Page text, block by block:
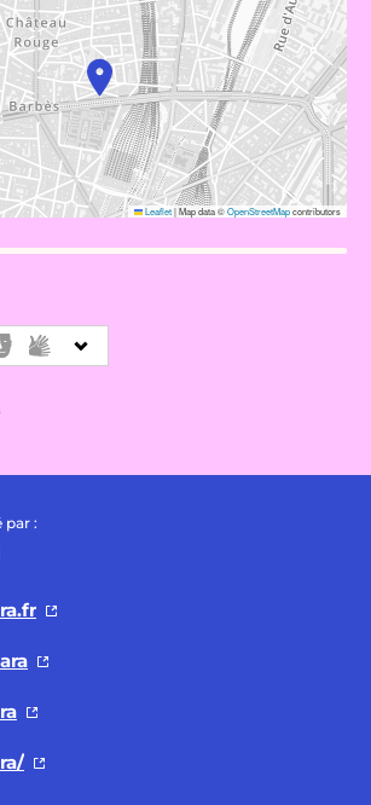
Leaflet|Map data ©OpenStreetMapcontributors
par :